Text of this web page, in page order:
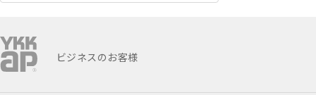
ビジネスのお客様